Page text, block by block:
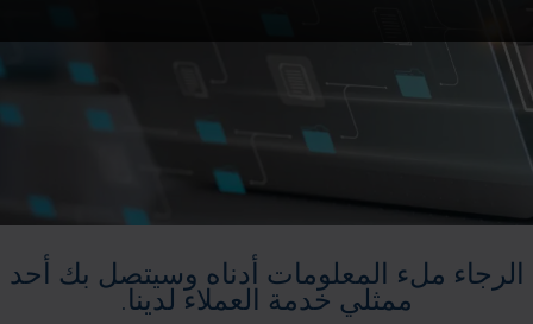
الرجاء ملء المعلومات أدناه وسيتصل بك أحد
ممثلي خدمة العملاء لدينا.